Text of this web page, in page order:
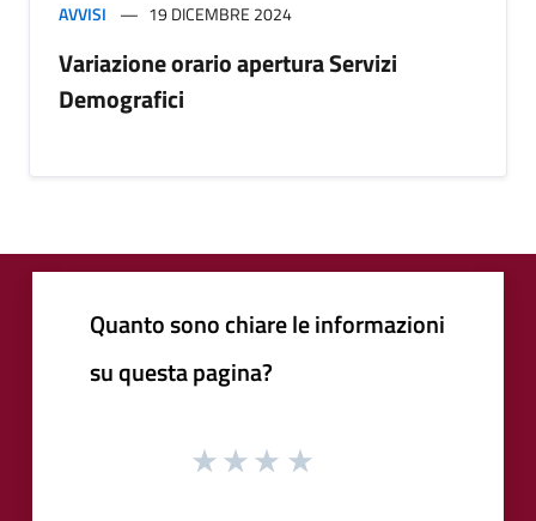
AVVISI 19 DICEMBRE 2024
Variazione orario apertura Servizi
Demografici
Quanto sono chiare le informazioni
su questa pagina?